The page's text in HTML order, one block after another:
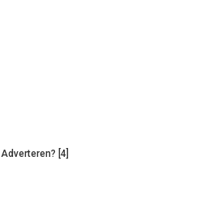
Adverteren? [4]